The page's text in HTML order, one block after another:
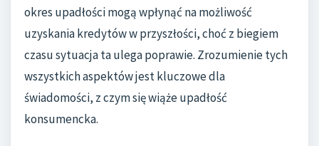
okres upadłości mogą wpłynąć na możliwość
uzyskania kredytów w przyszłości, choć z biegiem
czasu sytuacja ta ulega poprawie. Zrozumienie tych
wszystkich aspektów jest kluczowe dla
świadomości, z czym się wiąże upadłość
konsumencka.